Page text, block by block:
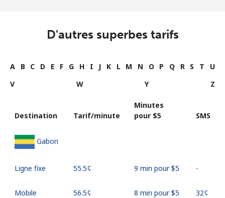
D'autres superbes tarifs
A B C D E F G H I J K L M N O P Q R S T
U
V
W Y Z
Destination Tarif/minute
Minutes
pour ⁦$5⁩
SMS
Gabon
Ligne fixe ⁦55.5¢⁩ 9 min pour ⁦$5⁩ -
Mobile ⁦56.5¢⁩ 8 min pour ⁦$5⁩ ⁦32¢⁩